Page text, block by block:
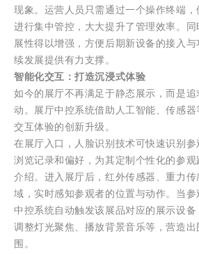
现象。运营人员只需通过一个操作终端
进行集中管控，大大提升了管理效率。
展性得以增强，方便后期新设备的接入
续发展提供有力支撑。
智能化交互：打造沉浸式体验
如今的展厅不再满足于静态展示，而是
动。展厅中控系统借助人工智能、传感
交互体验的创新升级。
在展厅入口，人脸识别技术可快速识别
浏览记录和偏好，为其定制个性化的参
介绍。进入展厅后，红外传感器、重力
域，实时感知参观者的位置与动作。当参
中控系统自动触发该展品对应的展示设备
调整灯光聚焦、播放背景音乐等，营造
围。